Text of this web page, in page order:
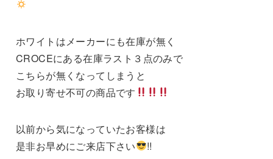
ホワイトはメーカーにも在庫が無く
CROCEにある在庫ラスト３点のみで
こちらが無くなってしまうと
お取り寄せ不可の商品です
以前から気になっていたお客様は
是非お早めにご来店下さい
!!